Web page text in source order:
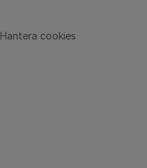
Hantera cookies